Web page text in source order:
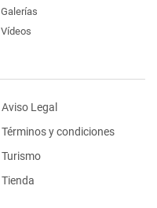
Galerías
Vídeos
Aviso Legal
Términos y condiciones
Turismo
Tienda